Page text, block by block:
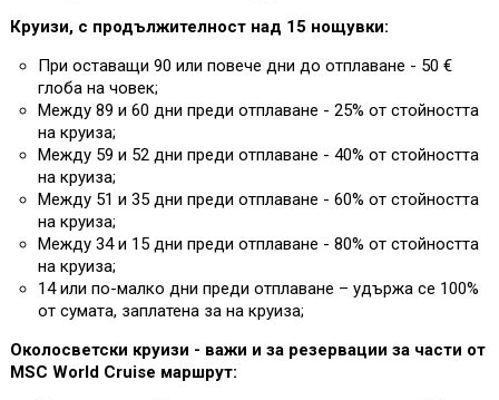
Круизи, с продължителност над 15 нощувки:
При оставащи 90 или повече дни до отплаване - 50 €
глоба на човек;
Между 89 и 60 дни преди отплаване - 25% от стойността
на круиза;
Между 59 и 52 дни преди отплаване - 40% от стойността
на круиза;
Между 51 и 35 дни преди отплаване - 60% от стойността
на круиза;
Между 34 и 15 дни преди отплаване - 80% от стойността
на круиза;
14 или по-малко дни преди отплаване – удържа се 100%
от сумата, заплатена за на круиза;
Околосветски круизи - важи и за резервации за части от
MSC World Cruise маршрут: